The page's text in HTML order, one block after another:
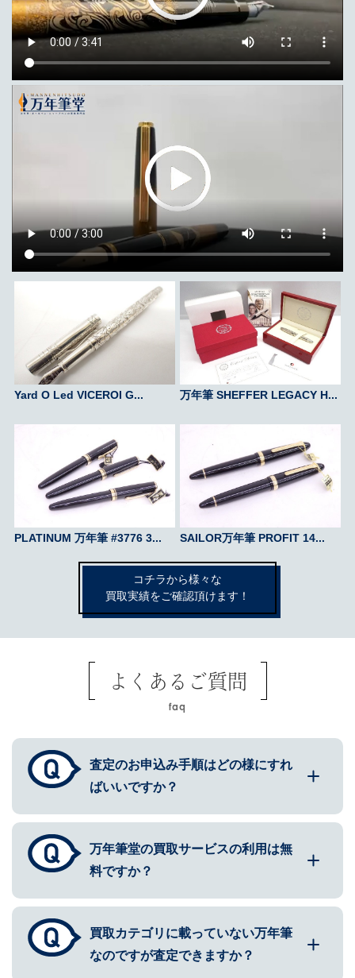
Yard O Led VICEROI G... 万年筆 SHEFFER LEGACY H...
PLATINUM 万年筆 #3776 3... SAILOR万年筆 PROFIT 14...
コチラから様々な
買取実績をご確認頂けます！
よくあるご質問
faq
査定のお申込み手順はどの様にすれ
ばいいですか？
万年筆堂の買取サービスの利用は無
料ですか？
買取カテゴリに載っていない万年筆
なのですが査定できますか？